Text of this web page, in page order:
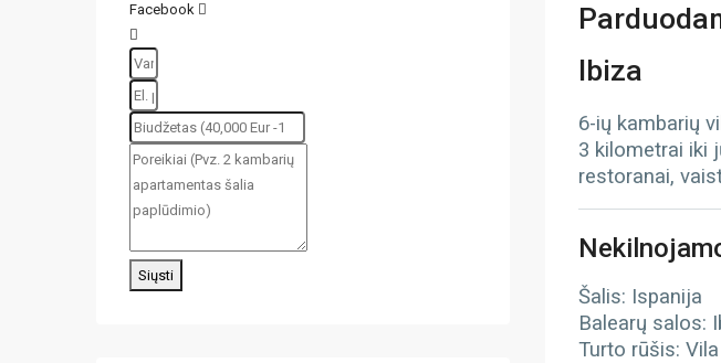
Ibiza
6-ių kambarių
3 kilometrai iki
restoranai,
Šalis: Ispanija
Balearų salos:
Turto rūšis: Vila
Facebook
Siųsti